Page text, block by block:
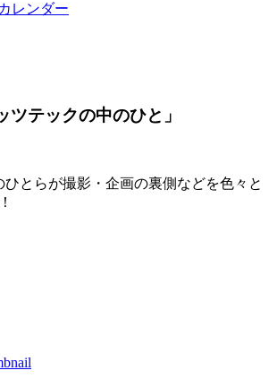
レンダー
ツテックの中のひと」
ひとらが撮影・企画の裏側などを色々と